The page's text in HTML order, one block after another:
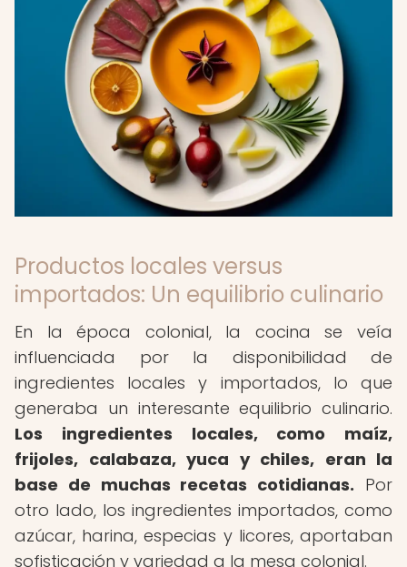
Productos locales versus
importados: Un equilibrio culinario
En la época colonial, la cocina se veía
influenciada por la disponibilidad de
ingredientes locales y importados, lo que
generaba un interesante equilibrio culinario.
Los ingredientes locales, como maíz,
frijoles, calabaza, yuca y chiles, eran la
base de muchas recetas cotidianas. Por
otro lado, los ingredientes importados, como
azúcar, harina, especias y licores, aportaban
sofisticación y variedad a la mesa colonial.